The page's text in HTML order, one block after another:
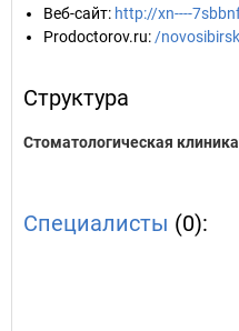
Веб-сайт: http://xn----
Prodoctorov.ru: /
Структура
Стоматологическая
Специалисты (0):